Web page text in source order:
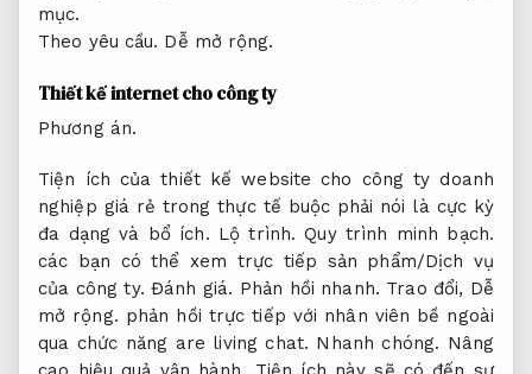
mục.
Theo yêu cầu. Dễ mở rộng.
Thiết kế internet cho công ty
Phương án.
Tiện ích của thiết kế website cho công ty doanh
nghiệp giá rẻ trong thực tế buộc phải nói là cực kỳ
đa dạng và bổ ích. Lộ trình. Quy trình minh bạch.
các bạn có thể xem trực tiếp sản phẩm/Dịch vụ
của công ty.Đánh giá. Phản hồi nhanh. Trao đổi, Dễ
mở rộng. phản hồi trực tiếp với nhân viên bề ngoài
qua chức năng are living chat. Nhanh chóng. Nâng